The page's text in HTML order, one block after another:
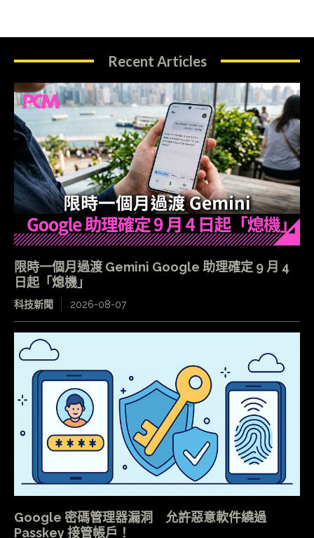
Recent Articles
限時一個月過渡 Gemini Google 助理確定 9 月 4
日起「熄機」
科技新聞 2026-08-07
Google 密碼管理器漏洞 允許惡意軟件繞過
Passkey 接管帳戶！